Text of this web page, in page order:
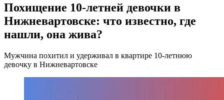
Похищение 10-летней девочки в
Нижневартовске: что известно, где
нашли, она жива?
Мужчина похитил и удерживал в квартире 10-летнюю
девочку в Нижневартовске